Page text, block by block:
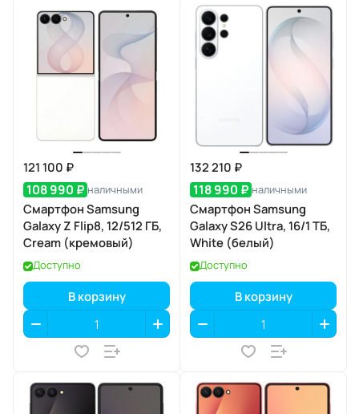
121 100 ₽
108 990 ₽ наличными
Смартфон Samsung
Galaxy Z Flip8, 12/512 ГБ,
Cream (кремовый)
Доступно
В корзину
132 210 ₽
118 990 ₽ наличными
Смартфон Samsung
Galaxy S26 Ultra, 16/1 ТБ,
White (белый)
Доступно
В корзину